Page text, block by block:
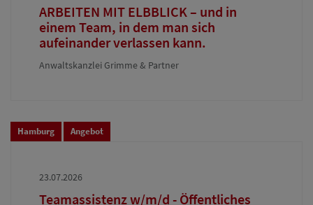
ARBEITEN MIT ELBBLICK – und in
einem Team, in dem man sich
aufeinander verlassen kann.
Anwaltskanzlei Grimme & Partner
Hamburg Angebot
23.07.2026
Teamassistenz w/m/d - Öffentliches